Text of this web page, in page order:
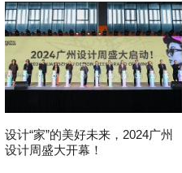
设计“家”的美好未来，2024广州
设计周盛大开幕！